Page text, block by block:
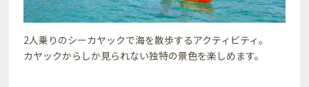
2人乗りのシーカヤックで海を散歩するアクティビティ。
カヤックからしか見られない独特の景色を楽しめます。